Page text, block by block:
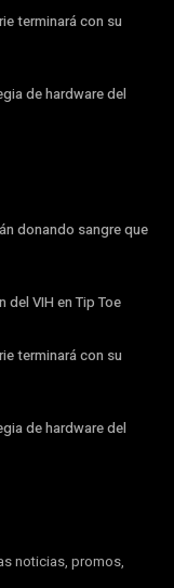
terminará con su
de hardware del
donando sangre que
VIH en Tip Toe
terminará con su
de hardware del
noticias, promos,